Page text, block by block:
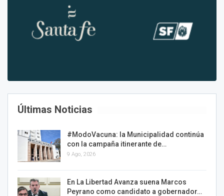
Últimas Noticias
#ModoVacuna: la Municipalidad continúa
con la campaña itinerante de…
9 Ago, 2026
En La Libertad Avanza suena Marcos
Peyrano como candidato a gobernador…